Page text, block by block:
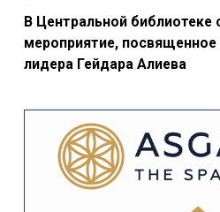
В Центральной библиотеке
мероприятие, посвященное
лидера Гейдара Алиева